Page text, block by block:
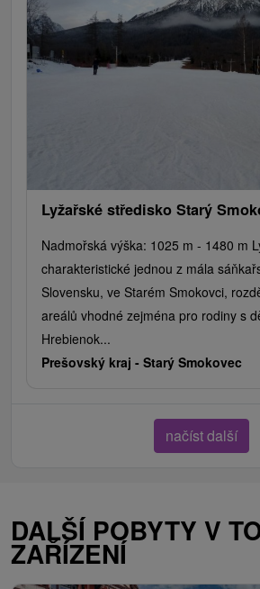
Lyžařské středisko Starý
Nadmořská výška: 1025 m - 1480 m
charakteristické jednou z mála
Slovensku, ve Starém Smokovci,
areálů vhodné zejména pro rodiny s
Hrebienok...
Prešovský kraj - Starý Smokovec
načíst další
DALŠÍ POBYTY V
ZAŘÍZENÍ